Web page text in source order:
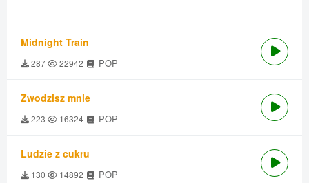
Midnight Train
287 22942 POP
Zwodzisz mnie
223 16324 POP
Ludzie z cukru
130 14892 POP